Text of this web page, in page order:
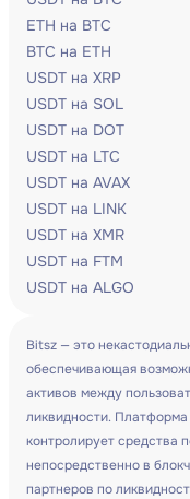
ETH на BTC
BTC на ETH
USDT на XRP
USDT на SOL
USDT на DOT
USDT на LTC
USDT на AVAX
USDT на LINK
USDT на XMR
USDT на FTM
USDT на ALGO
Bitsz — это
обеспечивающая
активов между
ликвидности. Платформа
контролирует средства
непосредственно в
партнеров по